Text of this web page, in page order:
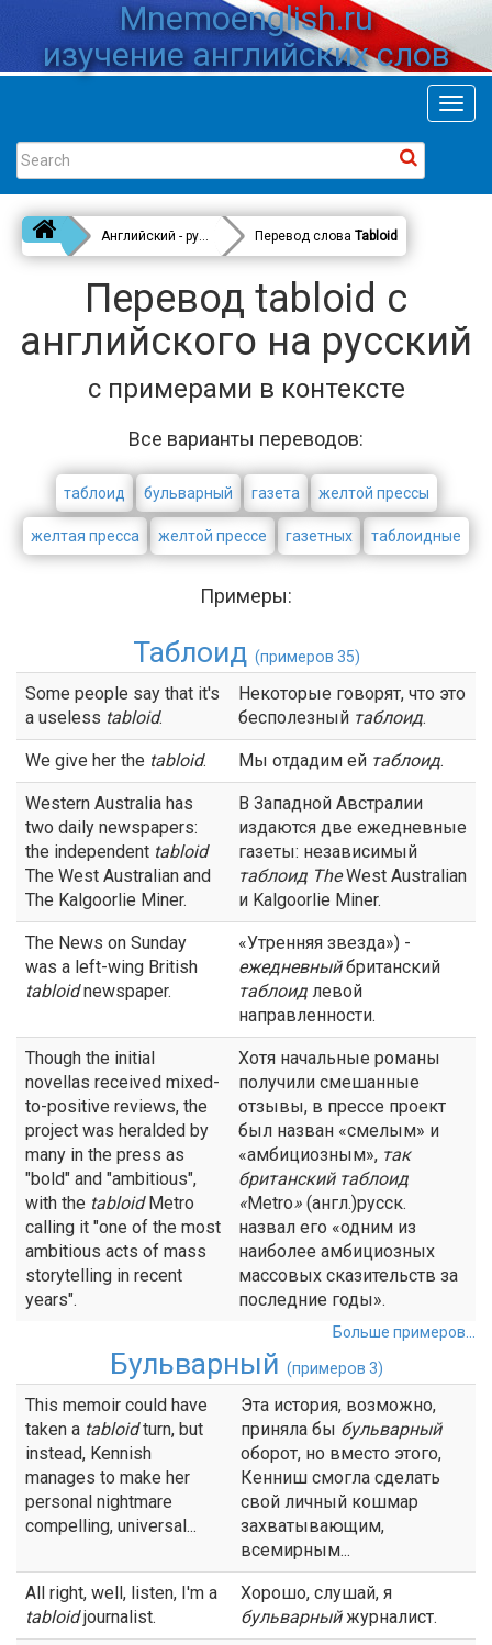
Mnemoenglish.ru
изучение английских слов
Английский - русский Перевод слова Tabloid
Перевод tabloid с
английского на русский
с примерами в контексте
Все варианты переводов:
таблоид бульварный газета желтой прессы
желтая пресса желтой прессе газетных таблоидные
Примеры:
Таблоид (примеров 35)
Some people say that it's
a useless tabloid.
Некоторые говорят, что это
бесполезный таблоид.
We give her the tabloid. Мы отдадим ей таблоид.
Western Australia has
two daily newspapers:
the independent tabloid
The West Australian and
The Kalgoorlie Miner.
В Западной Австралии
издаются две ежедневные
газеты: независимый
таблоид TheWest Australian
и Kalgoorlie Miner.
The News on Sunday
was a left-wing British
tabloidnewspaper.
«Утренняя звезда») -
ежедневныйбританский
таблоид левой
направленности.
Though the initial
novellas received mixed-
to-positive reviews, the
project was heralded by
many in the press as
"bold" and "ambitious",
with the tabloidMetro
calling it "one of the most
ambitious acts of mass
storytelling in recent
years".
Хотя начальные романы
получили смешанные
отзывы, в прессе проект
был назван «смелым» и
«амбициозным», так
британский таблоид
«Metro» (англ.)русск.
назвал его «одним из
наиболее амбициозных
массовых сказительств за
последние годы».
Больше примеров...
Бульварный (примеров 3)
This memoir could have
taken a tabloidturn, but
instead, Kennish
manages to make her
personal nightmare
compelling, universal...
Эта история, возможно,
приняла бы бульварный
оборот, но вместо этого,
Кенниш смогла сделать
свой личный кошмар
захватывающим,
всемирным...
All right, well, listen, I'm a
tabloidjournalist.
Хорошо, слушай, я
бульварныйжурналист.